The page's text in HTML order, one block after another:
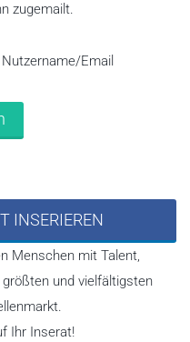
zugemailt.
Nutzername/Email
INSERIEREN
Menschen mit Talent,
und vielfältigsten
Ihr Inserat!